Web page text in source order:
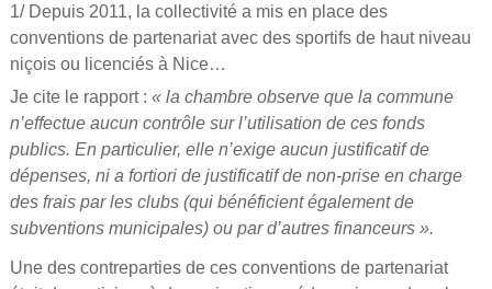
1/ Depuis 2011, la collectivité a mis en place des
conventions de partenariat avec des sportifs de haut niveau
niçois ou licenciés à Nice…
Je cite le rapport : « la chambre observe que la commune
n’effectue aucun contrôle sur l’utilisation de ces fonds
publics. En particulier, elle n’exige aucun justificatif de
dépenses, ni a fortiori de justificatif de non-prise en charge
des frais par les clubs (qui bénéficient également de
subventions municipales) ou par d’autres financeurs ».
Une des contreparties de ces conventions de partenariat